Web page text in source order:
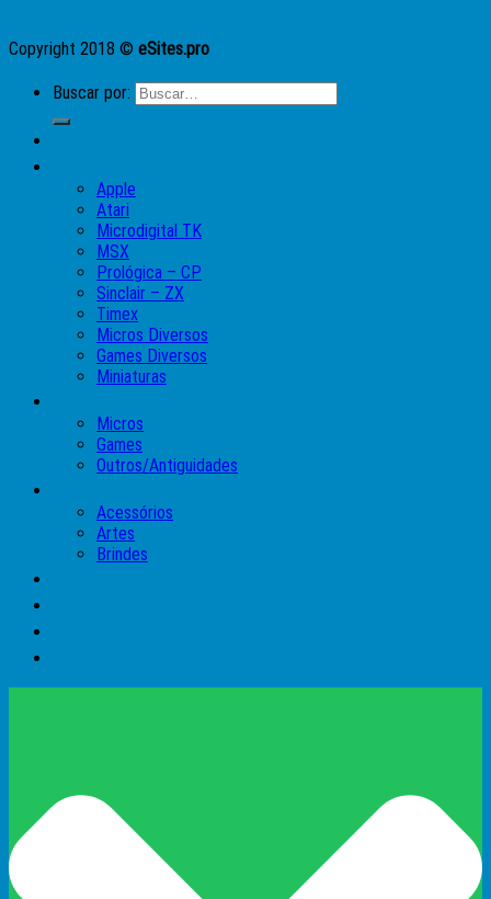
Copyright 2018 © eSites.pro
Buscar por:
Apple
Atari
Microdigital TK
MSX
Prológica – CP
Sinclair – ZX
Timex
Micros Diversos
Games Diversos
Miniaturas
Micros
Games
Outros/Antiguidades
Acessórios
Artes
Brindes